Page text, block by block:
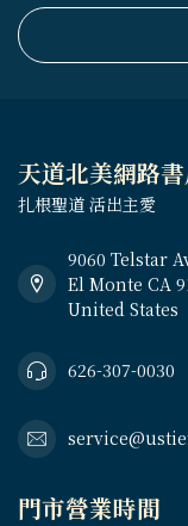
天道北美網路
扎根聖道 活出主愛
9060 Telstar
El Monte CA
United States
626-307-0030
門市營業時間